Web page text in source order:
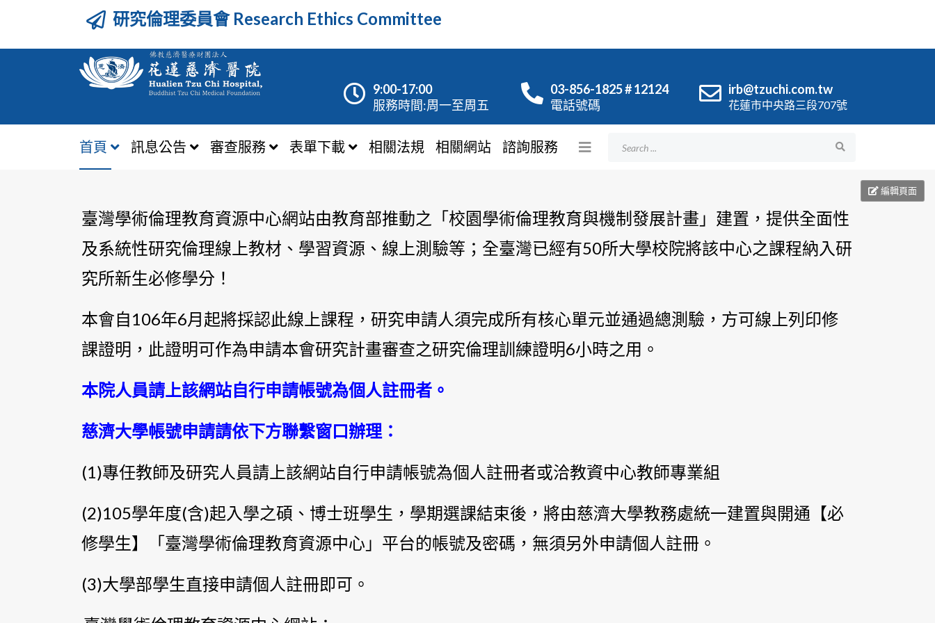
研究倫理委員會 Research Ethics Committee
9:00-17:00
服務時間:周一至周五
03-856-1825 # 12124
電話號碼
irb@tzuchi.com.tw
花蓮市中央路三段707號
首頁 訊息公告 審查服務 表單下載 相關法規 相關網站 諮詢服務
臺灣學術倫理教育資源中心網站由教育部推動之「校園學術倫理教育與機制發展計畫」建置，提供全面性
及系統性研究倫理線上教材、學習資源、線上測驗等；全臺灣已經有50所大學校院將該中心之課程納入研
究所新生必修學分！
本會自106年6月起將採認此線上課程，研究申請人須完成所有核心單元並通過總測驗，方可線上列印修
課證明，此證明可作為申請本會研究計畫審查之研究倫理訓練證明6小時之用。
本院人員請上該網站自行申請帳號為個人註冊者。
慈濟大學帳號申請請依下方聯繫窗口辦理：
(1)專任教師及研究人員請上該網站自行申請帳號為個人註冊者或洽教資中心教師專業組
(2)105學年度(含)起入學之碩、博士班學生，學期選課結束後，將由慈濟大學教務處統一建置與開通【必
修學生】「臺灣學術倫理教育資源中心」平台的帳號及密碼，無須另外申請個人註冊。
(3)大學部學生直接申請個人註冊即可。
編輯頁面